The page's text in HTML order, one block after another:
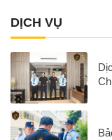
DỊCH VỤ